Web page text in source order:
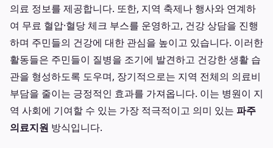
의료 정보를 제공합니다. 또한, 지역 축제나 행사와 연계하
여 무료 혈압·혈당 체크 부스를 운영하고, 건강 상담을 진행
하며 주민들의 건강에 대한 관심을 높이고 있습니다. 이러한
활동들은 주민들이 질병을 조기에 발견하고 건강한 생활 습
관을 형성하도록 도우며, 장기적으로는 지역 전체의 의료비
부담을 줄이는 긍정적인 효과를 가져옵니다. 이는 병원이 지
역 사회에 기여할 수 있는 가장 적극적이고 의미 있는 파주
의료지원 방식입니다.